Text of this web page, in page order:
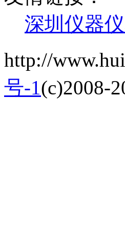
深圳仪器
http://
号-1(c)2008-